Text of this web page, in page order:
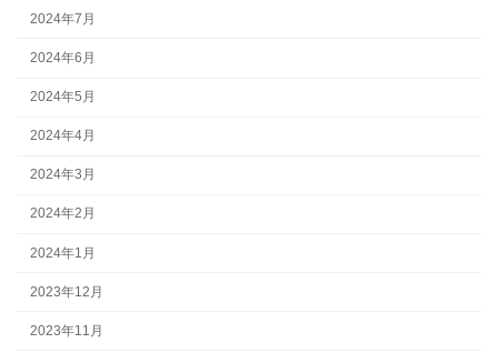
2024年7月
2024年6月
2024年5月
2024年4月
2024年3月
2024年2月
2024年1月
2023年12月
2023年11月